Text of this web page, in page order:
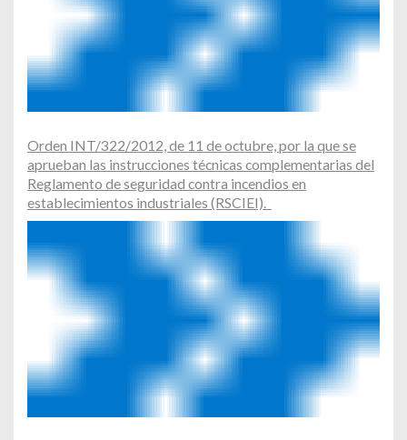
Orden INT/322/2012, de 11 de octubre, por la que se
aprueban las instrucciones técnicas complementarias del
Reglamento de seguridad contra incendios en
establecimientos industriales (RSCIEI).